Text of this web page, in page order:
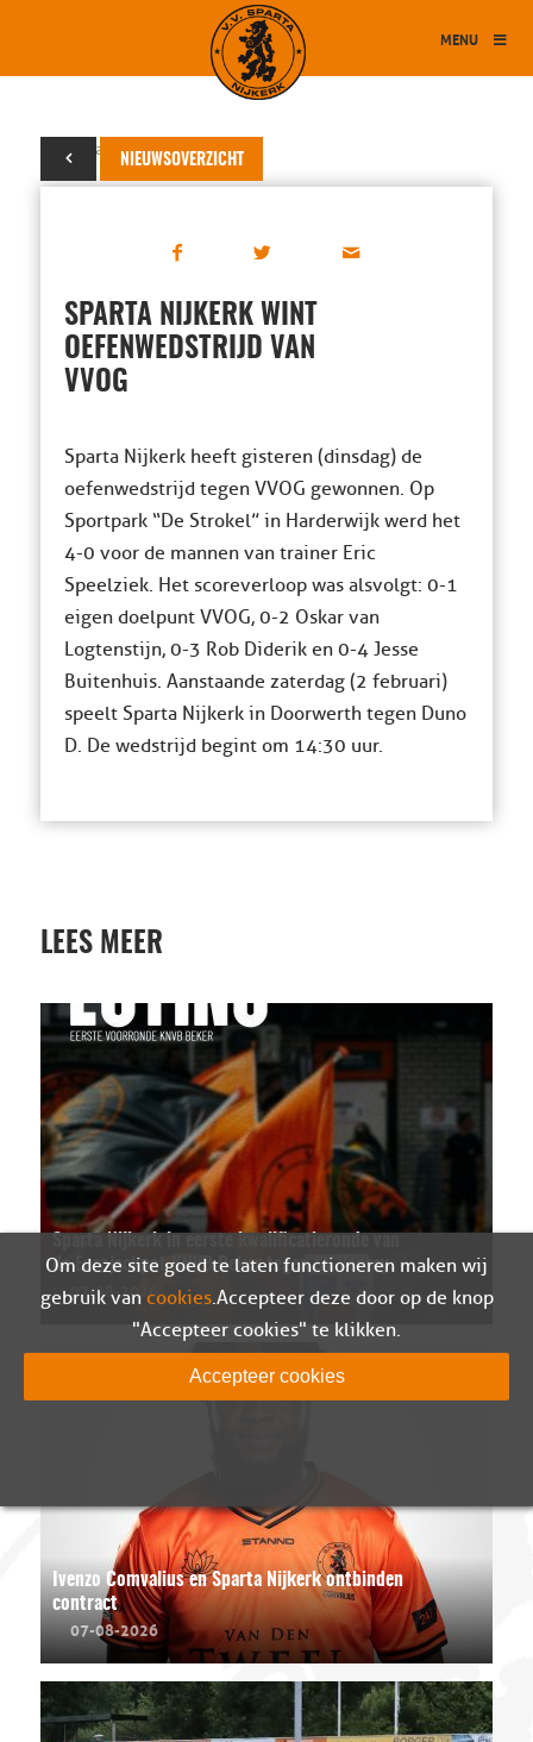
MENU
NIEUWSOVERZICHT
30 januari 2019
SPARTA NIJKERK WINT
OEFENWEDSTRIJD VAN
VVOG
Sparta Nijkerk heeft gisteren (dinsdag) de
oefenwedstrijd tegen VVOG gewonnen. Op
Sportpark “De Strokel” in Harderwijk werd het
4-0 voor de mannen van trainer Eric
Speelziek. Het scoreverloop was alsvolgt: 0-1
eigen doelpunt VVOG, 0-2 Oskar van
Logtenstijn, 0-3 Rob Diderik en 0-4 Jesse
Buitenhuis. Aanstaande zaterdag (2 februari)
speelt Sparta Nijkerk in Doorwerth tegen Duno
D. De wedstrijd begint om 14:30 uur.
LEES MEER
de Eurojackpot KNVB Beker tegen SV Venray
07-08-2026
Ivenzo Comvalius en Sparta Nijkerk ontbinden
contract
07-08-2026
Om deze site goed te laten functioneren maken wij
gebruik van cookies. Accepteer deze door op de knop
"Accepteer cookies" te klikken.
Accepteer cookies